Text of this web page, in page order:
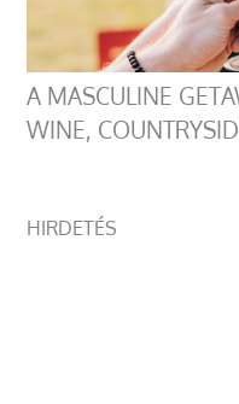
A MASCULINE
WINE,
HIRDETÉS